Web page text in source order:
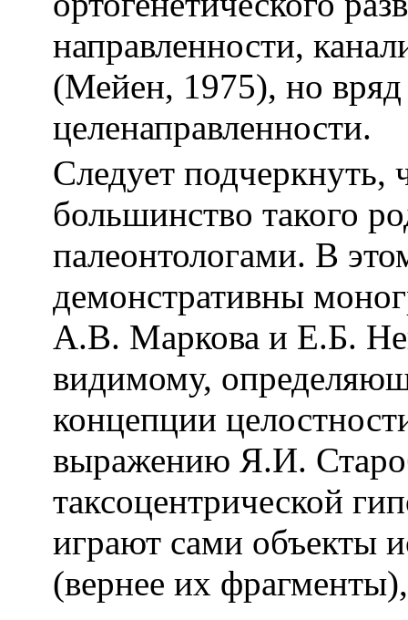
направленности,
(Мейен, 1975), но вряд
целенаправленности.
Следует
большинство такого
палеонтологами. В
демонстративны
А.В. Маркова и Е.Б.
видимому,
концепции
выражению Я.И.
таксоцентрической
играют сами объекты
(вернее их